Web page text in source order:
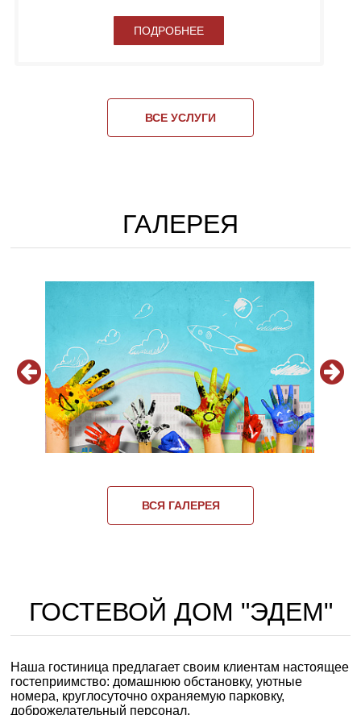
ПОДРОБНЕЕ
ВСЕ УСЛУГИ
ГАЛЕРЕЯ
ВСЯ ГАЛЕРЕЯ
ГОСТЕВОЙ ДОМ "ЭДЕМ"
Наша гостиница предлагает своим клиентам настоящее
гостеприимство: домашнюю обстановку, уютные
номера, круглосуточно охраняемую парковку,
доброжелательный персонал.